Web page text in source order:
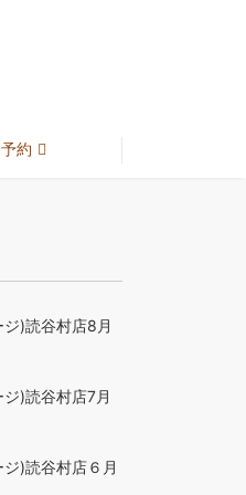
約
)読谷村店8月
)読谷村店7月
)読谷村店６月